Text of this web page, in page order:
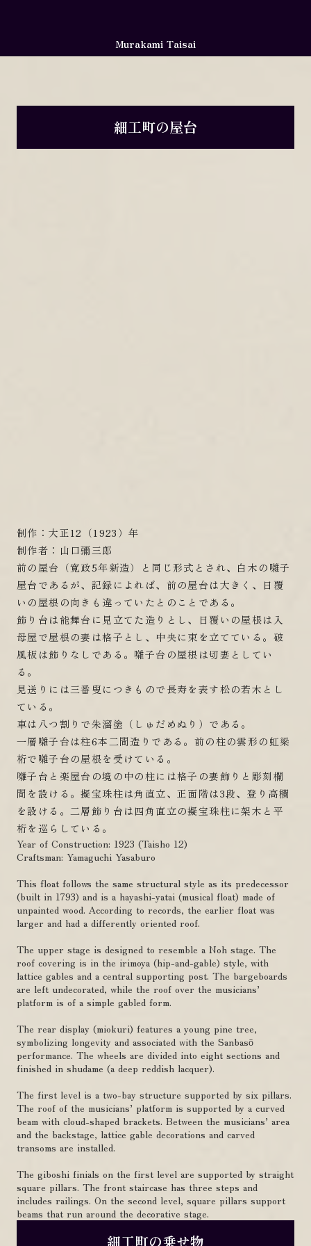
細工町の屋台
制作：大正12（1923）年
制作者：山口彌三郎
前の屋台（寛政5年新造）と同じ形式とされ、白木の囃子
屋台であるが、記録によれば、前の屋台は大きく、日覆
いの屋根の向きも違っていたとのことである。
飾り台は能舞台に見立てた造りとし、日覆いの屋根は入
母屋で屋根の妻は格子とし、中央に束を立てている。破
風板は飾りなしである。囃子台の屋根は切妻としてい
る。
見送りには三番叟につきもので長寿を表す松の若木とし
ている。
車は八つ割りで朱溜塗（しゅだめぬり）である。
一層囃子台は柱6本二間造りである。前の柱の雲形の虹梁
桁で囃子台の屋根を受けている。
囃子台と楽屋台の境の中の柱には格子の妻飾りと彫刻欄
間を設ける。擬宝珠柱は角直立、正面階は3段、登り高欄
を設ける。二層飾り台は四角直立の擬宝珠柱に架木と平
桁を巡らしている。
Year of Construction: 1923 (Taisho 12)
Craftsman: Yamaguchi Yasaburo
This float follows the same structural style as its predecessor
(built in 1793) and is a hayashi-yatai (musical float) made of
unpainted wood. According to records, the earlier float was
larger and had a differently oriented roof.
The upper stage is designed to resemble a Noh stage. The
roof covering is in the irimoya (hip-and-gable) style, with
lattice gables and a central supporting post. The bargeboards
are left undecorated, while the roof over the musicians’
platform is of a simple gabled form.
The rear display (miokuri) features a young pine tree,
symbolizing longevity and associated with the Sanbasō
performance. The wheels are divided into eight sections and
finished in shudame (a deep reddish lacquer).
The first level is a two-bay structure supported by six pillars.
The roof of the musicians’ platform is supported by a curved
beam with cloud-shaped brackets. Between the musicians’ area
and the backstage, lattice gable decorations and carved
transoms are installed.
The giboshi finials on the first level are supported by straight
square pillars. The front staircase has three steps and
includes railings. On the second level, square pillars support
beams that run around the decorative stage.
細工町の乗せ物
Murakami Taisai